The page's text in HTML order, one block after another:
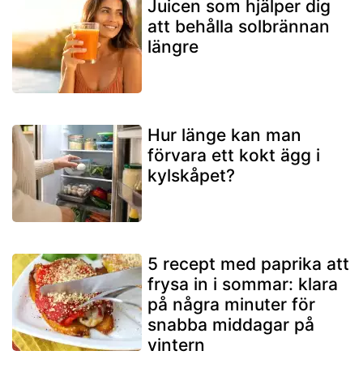
Juicen som hjälper dig
att behålla solbrännan
längre
Hur länge kan man
förvara ett kokt ägg i
kylskåpet?
5 recept med paprika att
frysa in i sommar: klara
på några minuter för
snabba middagar på
vintern